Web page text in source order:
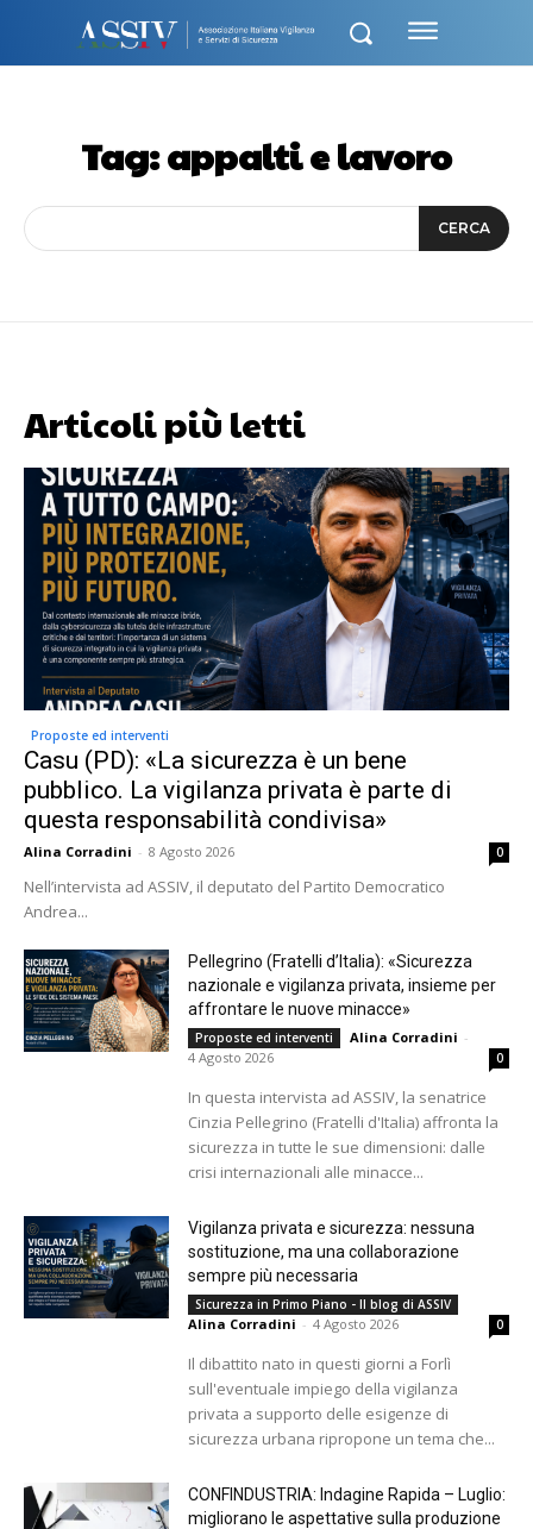
Tag:appalti e lavoro
CERCA
Articoli più letti
Proposte ed interventi
Casu (PD): «La sicurezza è un bene
pubblico. La vigilanza privata è parte di
questa responsabilità condivisa»
Alina Corradini - 8 Agosto 2026 0
Nell’intervista ad ASSIV, il deputato del Partito Democratico
Andrea...
Pellegrino (Fratelli d’Italia): «Sicurezza
nazionale e vigilanza privata, insieme per
affrontare le nuove minacce»
Proposte ed interventi Alina Corradini -
4 Agosto 2026
0
In questa intervista ad ASSIV, la senatrice
Cinzia Pellegrino (Fratelli d'Italia) affronta la
sicurezza in tutte le sue dimensioni: dalle
crisi internazionali alle minacce...
Vigilanza privata e sicurezza: nessuna
sostituzione, ma una collaborazione
sempre più necessaria
Sicurezza in Primo Piano - Il blog di ASSIV
Alina Corradini - 4 Agosto 2026 0
Il dibattito nato in questi giorni a Forlì
sull'eventuale impiego della vigilanza
privata a supporto delle esigenze di
sicurezza urbana ripropone un tema che...
CONFINDUSTRIA: Indagine Rapida – Luglio:
migliorano le aspettative sulla produzione